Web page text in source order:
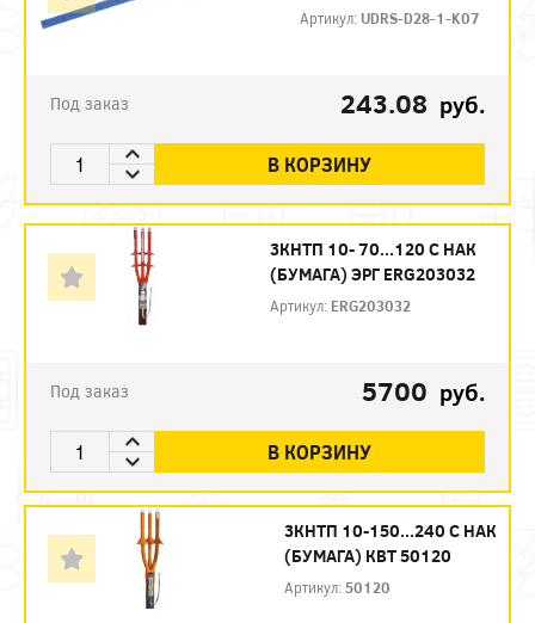
Артикул: UDRS-D28-1-K07
Под заказ 243.08 руб.
В КОРЗИНУ
3КНТП 10- 70...120 С НАК
(БУМАГА) ЭРГ ERG203032
Артикул: ERG203032
Под заказ 5700 руб.
В КОРЗИНУ
3КНТП 10-150...240 С НАК
(БУМАГА) КВТ 50120
Артикул:50120